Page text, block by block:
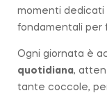
momenti dedicati
fondamentali per
Ogni giornata è
quotidiana,
tante coccole,